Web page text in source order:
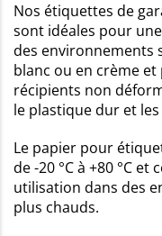
Nos étiquettes de
sont idéales pour
des environnements
blanc ou en crème
récipients non
le plastique dur et
Le papier pour
de -20 °C à +80 °C
utilisation dans des
plus chauds.